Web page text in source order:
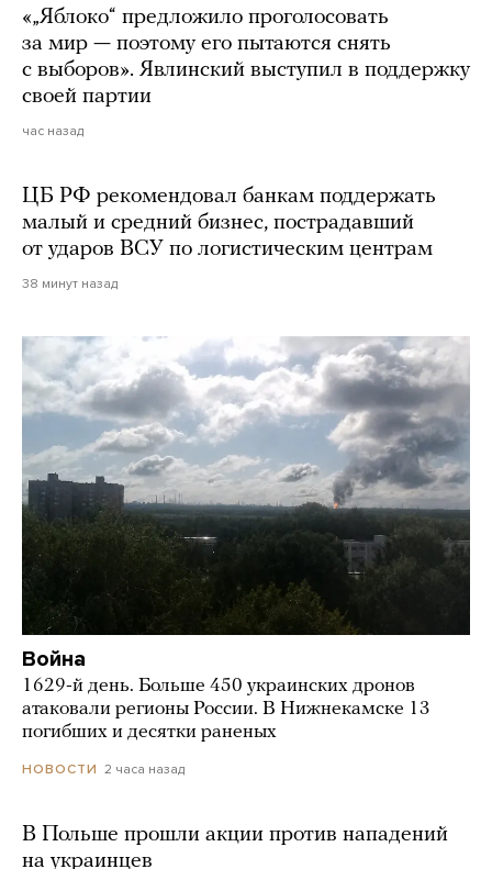
«„Яблоко“ предложило проголосовать
за мир — поэтому его пытаются снять
с выборов». Явлинский выступил в поддержку
своей партии
час назад
ЦБ РФ рекомендовал банкам поддержать
малый и средний бизнес, пострадавший
от ударов ВСУ по логистическим центрам
38 минут назад
Война
1629-й день. Больше 450 украинских дронов
атаковали регионы России. В Нижнекамске 13
погибших и десятки раненых
НОВОСТИ 2 часа назад
В Польше прошли акции против нападений
на украинцев